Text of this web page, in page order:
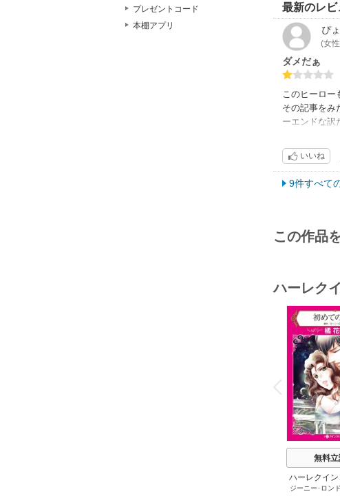
プレゼントコード
本棚アプリ
最新のレビ
ぴ
(女
ダメだぁ
このヒーロー
その記事をみ
ーエンドな訳
いいね
9件すべて
この作品
ハーレク
P
r
e
i
o
u
s
無料
ハーレクイ
セット 2026
ジーニー･ロン